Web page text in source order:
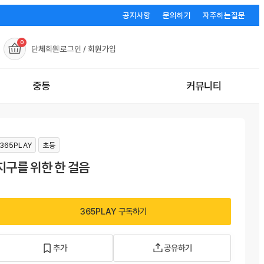
공지사항 문의하기 자주하는질문
0
단체회원로그인 / 회원가입
중등 커뮤니티
365PLAY 초등
구를 위한 한 걸음
365PLAY 구독하기
추가 공유하기